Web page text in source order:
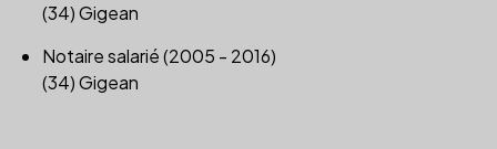
(34) Gigean
Notaire salarié (2005 - 2016)
(34) Gigean